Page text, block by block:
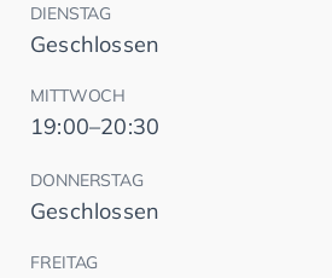
DIENSTAG
Geschlossen
MITTWOCH
19:00–20:30
DONNERSTAG
Geschlossen
FREITAG